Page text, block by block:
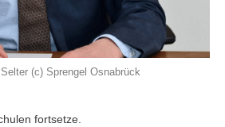
(c) Sprengel Osnabrück
fortsetze.